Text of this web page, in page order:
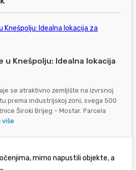
u Knešpolju: Idealna lokacija
se atraktivno zemljište na izvrsnoj
prema industrijskoj zoni, svega 500
Široki Brijeg – Mostar. Parcela
više
mirno napustili objekte, a